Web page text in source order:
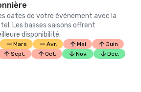
dates de votre événement avec la
Les basses saisons offrent
disponibilité.
Mars Avr. Mai
Juin
Sept. Oct. Nov. Déc.